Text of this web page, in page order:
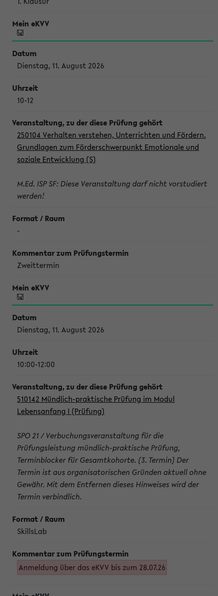
Dienstag, 11. August 2026
10-12
250104 Verhalten verstehen, Unterrichten und Fördern.
Grundlagen zum Förderschwerpunkt Emotionale und
soziale Entwicklung (S)
M.Ed. ISP SF: Diese Veranstaltung darf nicht vorstudiert
werden!
-
Zweittermin
Dienstag, 11. August 2026
10:00-12:00
510142 Mündlich-praktische Prüfung im Modul
Lebensanfang I (Prüfung)
SPO 21 / Verbuchungsveranstaltung für die
Prüfungsleistung mündlich-praktische Prüfung,
Terminblocker für Gesamtkohorte. (3. Termin) Der
Termin ist aus organisatorischen Gründen aktuell ohne
Gewähr. Mit dem Entfernen dieses Hinweises wird der
Termin verbindlich.
SkillsLab
Anmeldung über das eKVV bis zum 28.07.26